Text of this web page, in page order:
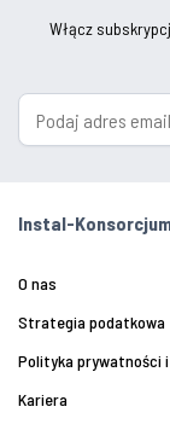
Włącz
Instal-
O nas
Strategia podatkowa
Polityka prywatności
Kariera